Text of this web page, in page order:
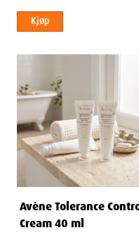
Kjøp
Avène Tolerance
Cream 40 ml